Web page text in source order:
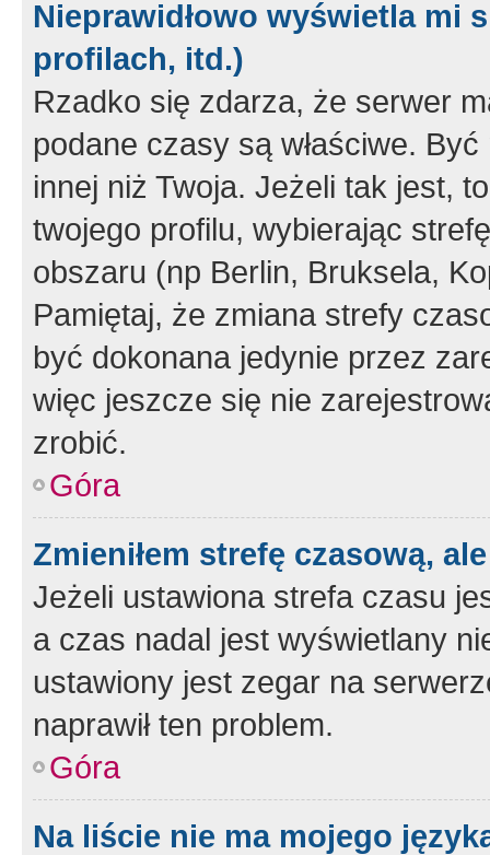
Nieprawidłowo wyświetla mi
profilach, itd.)
Rzadko się zdarza, że serwer
podane czasy są właściwe.
innej niż Twoja. Jeżeli tak jest,
twojego profilu, wybierając
obszaru (np Berlin, Bruksela,
Pamiętaj, że zmiana strefy
być dokonana jedynie przez
więc jeszcze się nie
zrobić.
Góra
Zmieniłem strefę czasową,
Jeżeli ustawiona strefa czasu
a czas nadal jest wyświetlany
ustawiony jest zegar na
naprawił ten problem.
Góra
Na liście nie ma mojego